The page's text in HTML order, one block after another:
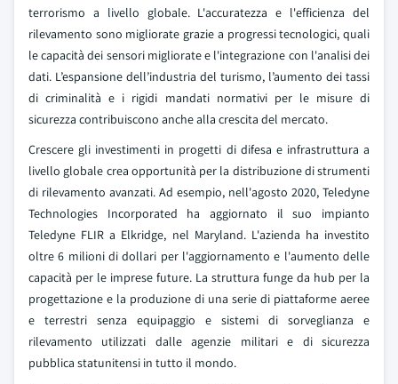
terrorismo a livello globale. L'accuratezza e l'efficienza del
rilevamento sono migliorate grazie a progressi tecnologici, quali
le capacità dei sensori migliorate e l'integrazione con l'analisi dei
dati. L’espansione dell’industria del turismo, l’aumento dei tassi
di criminalità e i rigidi mandati normativi per le misure di
sicurezza contribuiscono anche alla crescita del mercato.
Crescere gli investimenti in progetti di difesa e infrastruttura a
livello globale crea opportunità per la distribuzione di strumenti
di rilevamento avanzati. Ad esempio, nell'agosto 2020, Teledyne
Technologies Incorporated ha aggiornato il suo impianto
Teledyne FLIR a Elkridge, nel Maryland. L'azienda ha investito
oltre 6 milioni di dollari per l'aggiornamento e l'aumento delle
capacità per le imprese future. La struttura funge da hub per la
progettazione e la produzione di una serie di piattaforme aeree
e terrestri senza equipaggio e sistemi di sorveglianza e
rilevamento utilizzati dalle agenzie militari e di sicurezza
pubblica statunitensi in tutto il mondo.